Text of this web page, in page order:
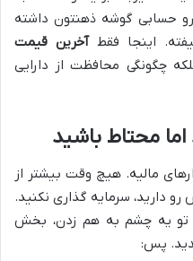
حسابی گوشه ذهنتون داشته
اینجا فقطآخرین قیمت
چگونگی محافظت از دارایی
محتاط باشید
مالیه. هیچ وقت بیشتر از
دارید، سرمایه گذاری نکنید.
تو یه چشم به هم زدن، بخش
پس: